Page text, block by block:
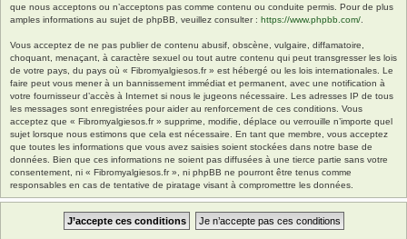
que nous acceptons ou n’acceptons pas comme contenu ou conduite permis. Pour de plus
amples informations au sujet de phpBB, veuillez consulter : https://www.phpbb.com/
Vous acceptez de ne pas publier de contenu abusif, obscène, vulgaire, diffamatoire,
choquant, menaçant, à caractère sexuel ou tout autre contenu qui peut transgresser les lois
de votre pays, du pays où « Fibromyalgiesos.fr » est hébergé ou les lois internationales. Le
faire peut vous mener à un bannissement immédiat et permanent, avec une notification à
votre fournisseur d’accès à Internet si nous le jugeons nécessaire. Les adresses IP de tous
les messages sont enregistrées pour aider au renforcement de ces conditions. Vous
acceptez que « Fibromyalgiesos.fr » supprime, modifie, déplace ou verrouille n’importe quel
sujet lorsque nous estimons que cela est nécessaire. En tant que membre, vous acceptez
que toutes les informations que vous avez saisies soient stockées dans notre base de
données. Bien que ces informations ne soient pas diffusées à une tierce partie sans votre
consentement, ni « Fibromyalgiesos.fr », ni phpBB ne pourront être tenus comme
responsables en cas de tentative de piratage visant à compromettre les données.